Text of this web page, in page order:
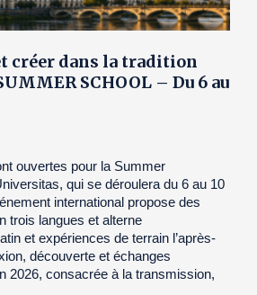
créer dans la tradition
SCHOOL – Du 6 au
ouvertes pour la Summer
qui se déroulera du 6 au 10
international propose des
trois langues et alterne
et expériences de terrain l’après-
découverte et échanges
2026, consacrée à la transmission,